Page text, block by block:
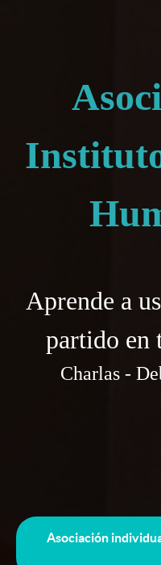
Aprende a
partido en
Charlas -
Asociación